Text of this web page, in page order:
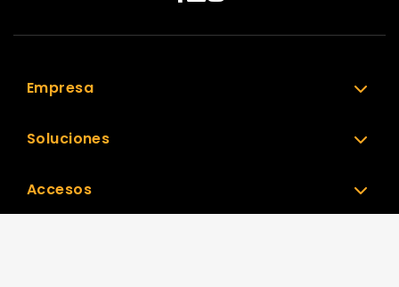
Empresa
Soluciones
Accesos